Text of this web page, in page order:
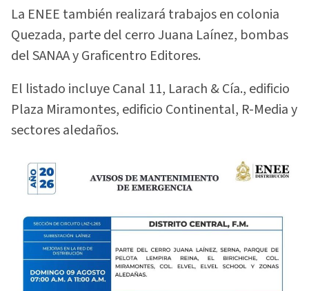
La ENEE también realizará trabajos en colonia
Quezada, parte del cerro Juana Laínez, bombas
del SANAA y Graficentro Editores.
El listado incluye Canal 11, Larach & Cía., edificio
Plaza Miramontes, edificio Continental, R-Media y
sectores aledaños.